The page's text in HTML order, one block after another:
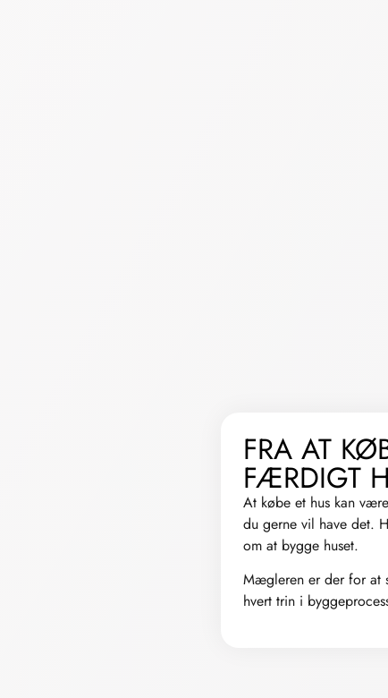
FRA AT
FÆRDIGT
At købe et hus kan
du gerne vil have det.
om at bygge huset.
Mægleren er der for at
hvert trin i